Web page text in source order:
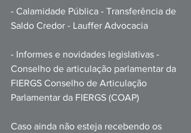
- Calamidade Pública - Transferência de
Saldo Credor - Lauffer Advocacia
- Informes e novidades legislativas -
Conselho de articulação parlamentar da
FIERGS Conselho de Articulação
Parlamentar da FIERGS (COAP)
Caso ainda não esteja recebendo os